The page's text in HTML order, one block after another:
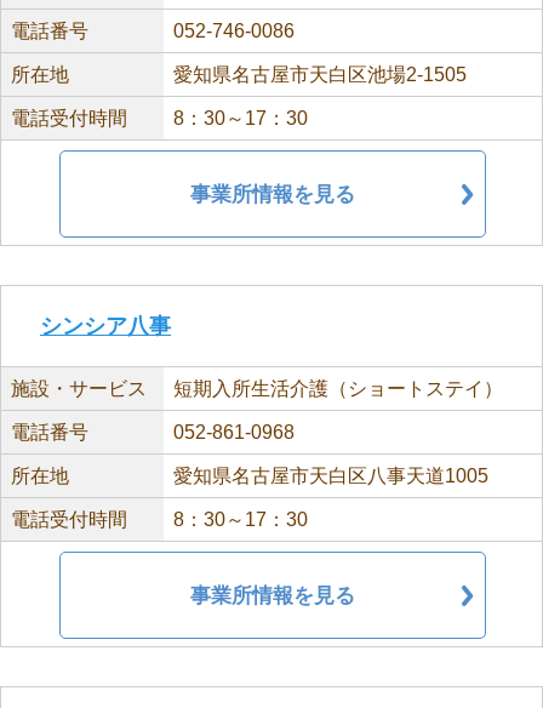
電話番号 052-746-0086
所在地 愛知県名古屋市天白区池場2-1505
電話受付時間 8：30～17：30
事業所情報を見る
シンシア八事
施設・サービス 短期入所生活介護（ショートステイ）
電話番号 052-861-0968
所在地 愛知県名古屋市天白区八事天道1005
電話受付時間 8：30～17：30
事業所情報を見る